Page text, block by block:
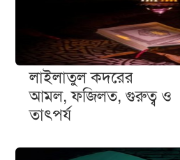
লাইলাতুল কদরের
আমল, ফজিলত, গুরুত্ব ও
তাৎপর্য